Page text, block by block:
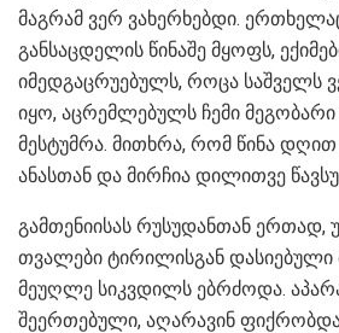
მაგრამ ვერ ვახერხებდი.
განსაცდელის წინაშე მყოფს,
იმედგაცრუებულს, როცა საშველს
იყო, აცრემლებულს ჩემი მეგობარი
მესტუმრა. მითხრა, რომ წინა
ანასთან და მირჩია დილითვე
გამთენიისას რუსუდანთან ერთად,
თვალები ტირილისგან დასიებული
მეუღლე სიკვდილს ებრძოდა.
შეერთებული, აღარავინ